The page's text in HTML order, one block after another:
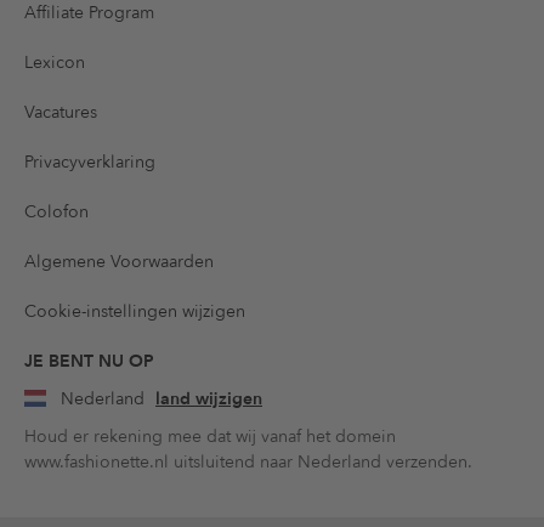
Affiliate Program
Lexicon
Vacatures
Privacyverklaring
Colofon
Algemene Voorwaarden
Cookie-instellingen wijzigen
JE BENT NU OP
Nederland land wijzigen
Houd er rekening mee dat wij vanaf het domein
www.fashionette.nl uitsluitend naar Nederland verzenden.